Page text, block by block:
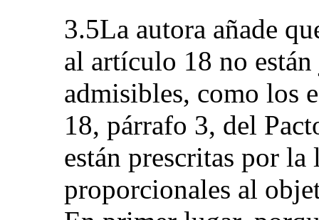
3.5La autora añade
al artículo 18 no
admisibles, como los
18, párrafo 3, del
están prescritas por la
proporcionales al